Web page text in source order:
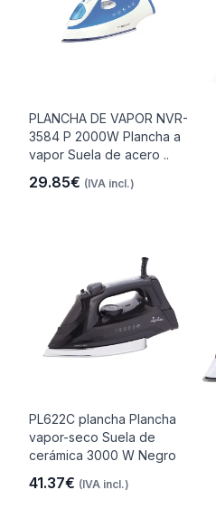
PLANCHA DE VAPOR NVR-
3584 P 2000W Plancha a
vapor Suela de acero ..
29.85€ (IVA incl.)
PL622C plancha Plancha
vapor-seco Suela de
cerámica 3000 W Negro
41.37€ (IVA incl.)